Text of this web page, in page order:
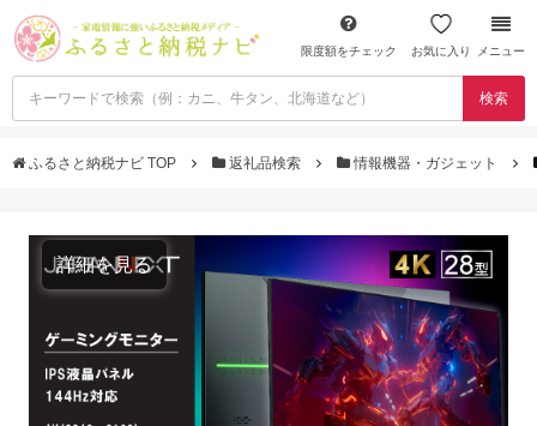
限度額をチェック お気に入り メニュー
検索
ふるさと納税ナビ TOP 返礼品検索 情報機器・ガジェット
詳細を見る